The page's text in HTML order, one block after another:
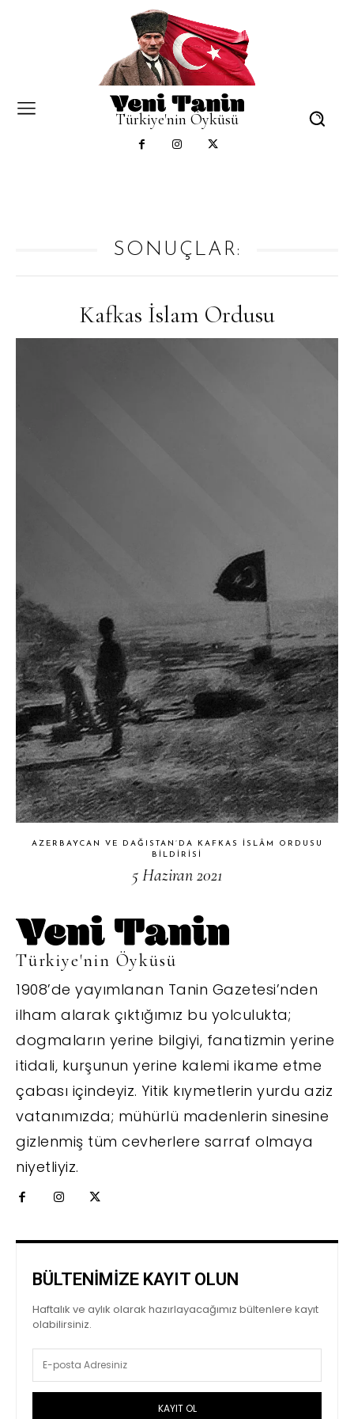
Türkiye'nin Öyküsü
SONUÇLAR:
Kafkas İslam Ordusu
AZERBAYCAN VE DAĞISTAN’DA KAFKAS İSLÂM ORDUSU
BILDIRISI
5 Haziran 2021
Türkiye'nin Öyküsü
1908’de yayımlanan Tanin Gazetesi’nden
ilham alarak çıktığımız bu yolculukta;
dogmaların yerine bilgiyi, fanatizmin yerine
itidali, kurşunun yerine kalemi ikame etme
çabası içindeyiz. Yitik kıymetlerin yurdu aziz
vatanımızda; mühürlü madenlerin sinesine
gizlenmiş tüm cevherlere sarraf olmaya
niyetliyiz.
BÜLTENİMİZE KAYIT OLUN
Haftalık ve aylık olarak hazırlayacağımız bültenlere kayıt
olabilirsiniz.
KAYIT OL